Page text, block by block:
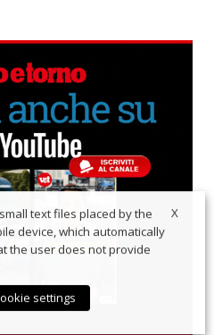
X
text files placed by the
device, which automatically
the user does not provide
settings